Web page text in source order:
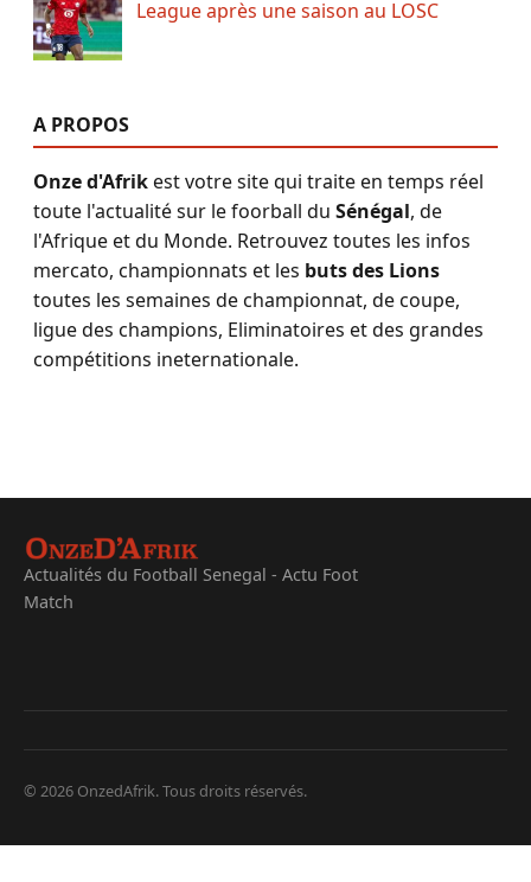
League après une saison au LOSC
A PROPOS
Onze d'Afrikest votre site qui traite en temps réel
toute l'actualité sur le foorball du Sénégal, de
l'Afrique et du Monde. Retrouvez toutes les infos
mercato, championnats et les buts des Lions
toutes les semaines de championnat, de coupe,
ligue des champions, Eliminatoires et des grandes
compétitions ineternationale.
Actualités du Football Senegal - Actu Foot
Match
© 2026 OnzedAfrik. Tous droits réservés.